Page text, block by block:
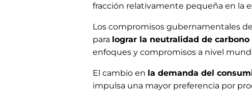
fracción relativamente pequeña en la
Los compromisos gubernamentales
para lograr la neutralidad de
enfoques y compromisos a nivel
El cambio en la demanda del
impulsa una mayor preferencia por